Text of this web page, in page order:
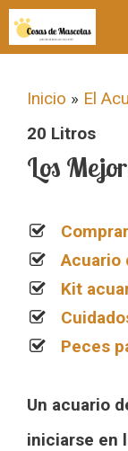
Saltar
al
Inicio » El
20 Litros
Los
Acuario
Kit
Peces
Un acuario
iniciarse en